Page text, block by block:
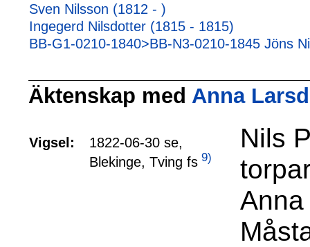
Sven Nilsson (1812 - )
Ingegerd Nilsdotter (1815 - 1815)
BB-G1-0210-1840>BB-N3-0210-1845 Jöns
Äktenskap med Anna
Vigsel:
1822-06-30 se,
Blekinge, Tving fs 9)
Nils